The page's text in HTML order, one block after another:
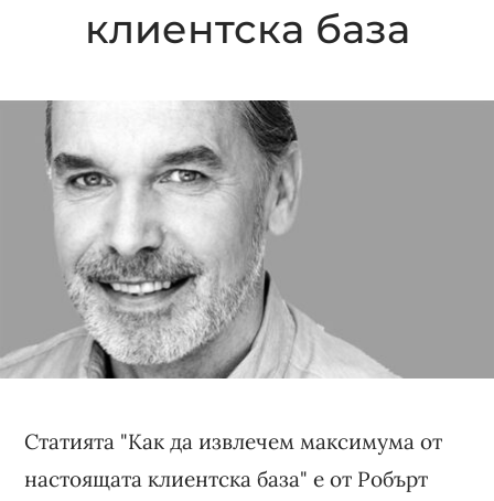
клиентска база
Статията "Как да извлечем максимума от
настоящата клиентска база" е от Робърт